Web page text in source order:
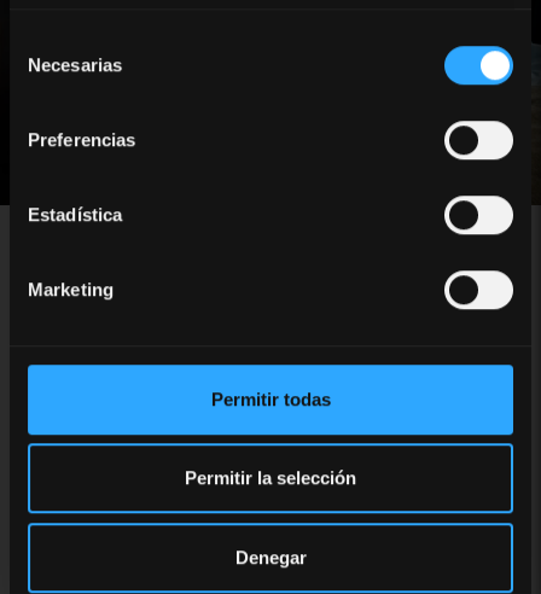
Necesarias
Preferencias
Estadística
Marketing
Permitir todas
Permitir la selección
Denegar